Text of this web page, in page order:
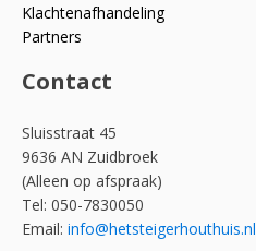
Klachtenafhandeling
Partners
Contact
Sluisstraat 45
9636 AN Zuidbroek
(Alleen op afspraak)
Tel: 050-7830050
Email: info@hetsteigerhouthuis.nl